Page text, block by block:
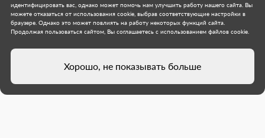
идентифицировать вас, однако может помочь нам улучшить работу нашего сайта. Вы
можете отказаться от использования cookie, выбрав соответствующие настройки в
браузере. Однако это может повлиять на работу некоторых функций сайта.
Продолжая пользоваться сайтом, Вы соглашаетесь с использованием файлов cookie.
Хорошо, не показывать больше